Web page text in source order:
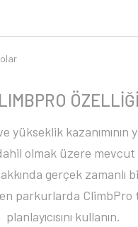
ÖZELLİĞİ
yükseklik kazanımının
olmak üzere mevcut
gerçek zamanlı
parkurlarda ClimbPro
planlayıcısını kullanın.